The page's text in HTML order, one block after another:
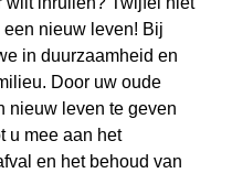
nieuw leven! Bij
in duurzaamheid en
Door uw oude
nieuw leven te geven
u mee aan het
en het behoud van